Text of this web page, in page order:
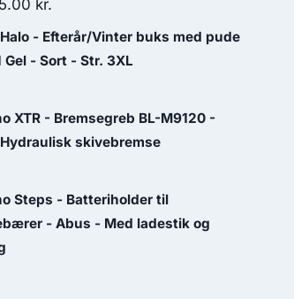
kr.
price
is:
- Efterår/Vinter buks med pude
Gel - Sort - Str. 3XL
XTR - Bremsegreb BL-M9120 -
skivebremse
Steps - Batteriholder til
- Abus - Med ladestik og